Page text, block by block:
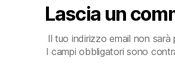
Lascia un
Il tuo indirizzo email non sarà
I campi obbligatori sono